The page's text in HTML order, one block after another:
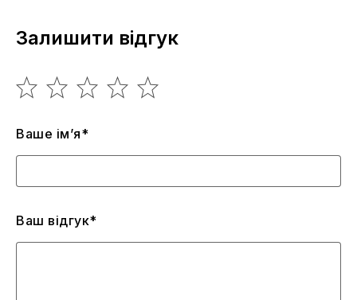
Залишити відгук
Ваше ім’я*
Ваш відгук*